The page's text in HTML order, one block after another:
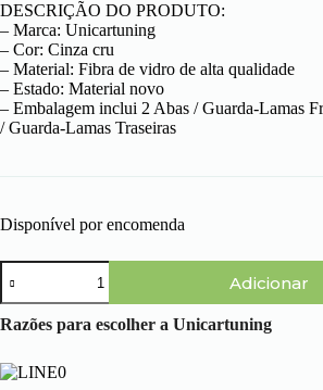
DESCRIÇÃO DO PRODUTO:
– Marca: Unicartuning
– Cor: Cinza cru
– Material: Fibra de vidro de alta qualidade
– Estado: Material novo
– Embalagem inclui 2 Abas / Guarda-Lamas
/ Guarda-Lamas Traseiras
Disponível por encomenda
Quantidade
de
Seat
Ibiza
(96-
99)
Adicionar
Razões para escolher a Unicartuning